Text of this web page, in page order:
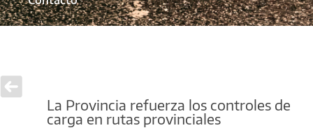
La Provincia refuerza los controles de
carga en rutas provinciales